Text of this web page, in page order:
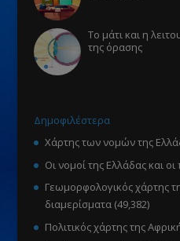
Το μάτι και η
της όρασης
Δημοφιλέστερα
Χάρτης των νομών της
Οι νομοί της Ελλάδας και
Γεωμορφολογικός χάρτης
διαμερίσματα (49,382)
Πολιτικός χάρτης της